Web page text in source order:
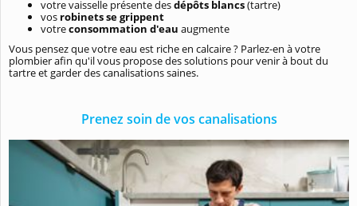
votre vaisselle présente desdépôts blancs(tartre)
vos robinets se grippent
votreconsommation d'eau augmente
Vous pensez que votre eau est riche en calcaire ? Parlez-en à votre
plombier afin qu'il vous propose des solutions pour venir à bout du
tartre et garder des canalisations saines.
Prenez soin de vos canalisations